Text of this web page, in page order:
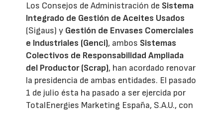
Los Consejos de Administración de Sistema
Integrado de Gestión de Aceites Usados
(Sigaus) y Gestión de Envases Comerciales
e Industriales (Genci), ambos Sistemas
Colectivos de Responsabilidad Ampliada
del Productor (Scrap), han acordado renovar
la presidencia de ambas entidades. El pasado
1 de julio ésta ha pasado a ser ejercida por
TotalEnergies Marketing España, S.A.U., con